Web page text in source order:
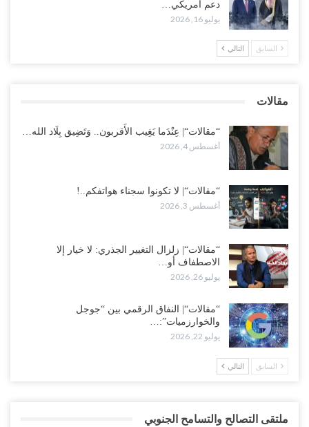
العطش وغياب الغاز يفاقمان مأساة الأهالي بعدن.. مدينة تغرق في دوامة
الانهيار الخدمي..!
أغسطس 3, 2026
دعم أمريكي…
يوليو 16, 2026
السابق التالي
مقالات
“مقالات“| عِنْدَما يَغِيب الأَقربون.. وَتَضِيق بِلَاد الله…
أغسطس 4, 2026
“مقالات“| لا تكونوا سجناء هواتفكم..!
أغسطس 3, 2026
“مقالات“| زلزال التغيير الجذري: لا خيار إلا
الاصطفاف أو…
يوليو 26, 2026
“مقالات“| النفاق الرقمي بين “جوجل
والخوارزميات”:…
يوليو 22, 2026
السابق التالي
ملتقى التصالح والتسامح الجنوبي